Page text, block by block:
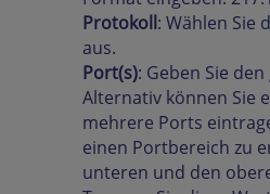
Protokoll: Wählen Sie
aus.
Port(s): Geben Sie
Alternativ können Sie
mehrere Ports
einen Portbereich zu
unteren und den